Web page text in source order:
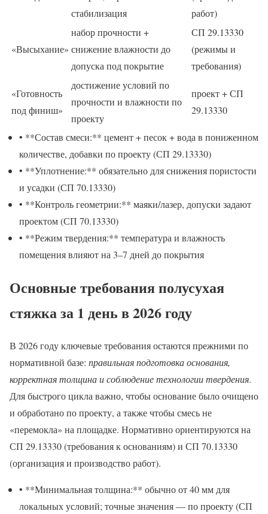
стабилизация
работ)
«Высыхание»
набор прочности +
снижение влажности до
допуска под покрытие
СП 29.13330
(режимы и
требования)
«Готовность
под финиш»
достижение условий по
прочности и влажности по
проекту
проект + СП
29.13330
• **Состав смеси:** цемент + песок + вода в пониженном
количестве, добавки по проекту (СП 29.13330)
• **Уплотнение:** обязательно для снижения пористости
и усадки (СП 70.13330)
• **Контроль геометрии:** маяки/лазер, допуски задают
проектом (СП 70.13330)
• **Режим твердения:** температура и влажность
помещения влияют на 3–7 дней до покрытия
Основные требования полусухая
стяжка за 1 день в 2026 году
В 2026 году ключевые требования остаются прежними по
нормативной базе: правильная подготовка основания,
корректная толщина и соблюдение технологии твердения.
Для быстрого цикла важно, чтобы основание было очищено
и обработано по проекту, а также чтобы смесь не
«перемокла» на площадке. Нормативно ориентируются на
СП 29.13330 (требования к основаниям) и СП 70.13330
(организация и производство работ).
• **Минимальная толщина:** обычно от 40 мм для
локальных условий; точные значения — по проекту (СП